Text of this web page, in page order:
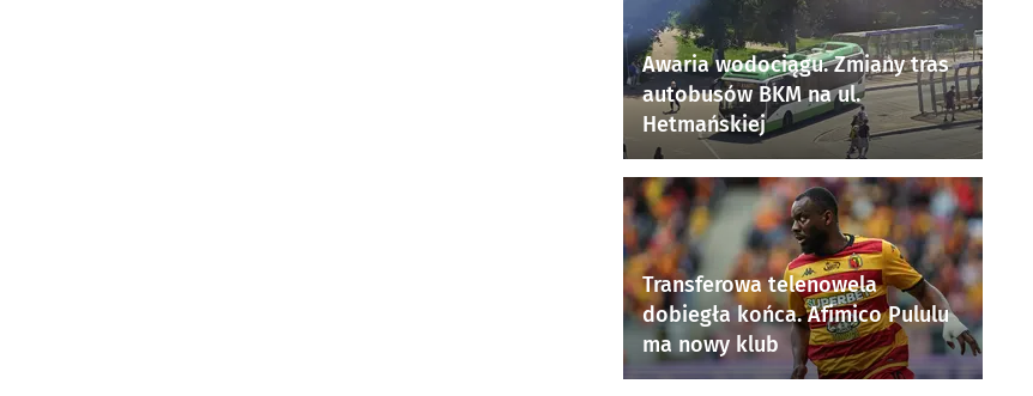
Awaria wodociągu. Zmiany tras
autobusów BKM na ul.
Hetmańskiej
Transferowa telenowela
dobiegła końca. Afimico Pululu
ma nowy klub